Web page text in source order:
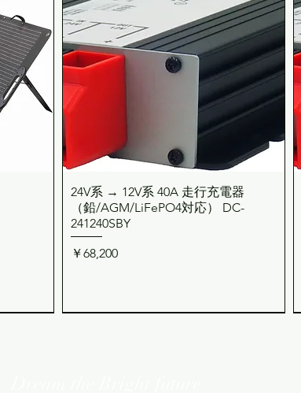
クイックビュー
24V系 → 12V系 40A 走行充電器
（鉛/AGM/LiFePO4対応） DC-
241240SBY
価格
￥68,200